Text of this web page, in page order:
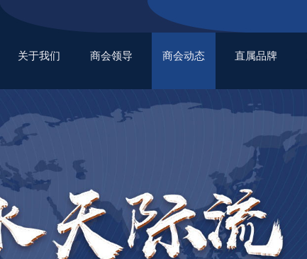
关于我们 商会领导 商会动态 直属品牌